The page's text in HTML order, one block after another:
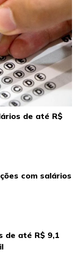
de até R$
com salários
de até R$ 9,1